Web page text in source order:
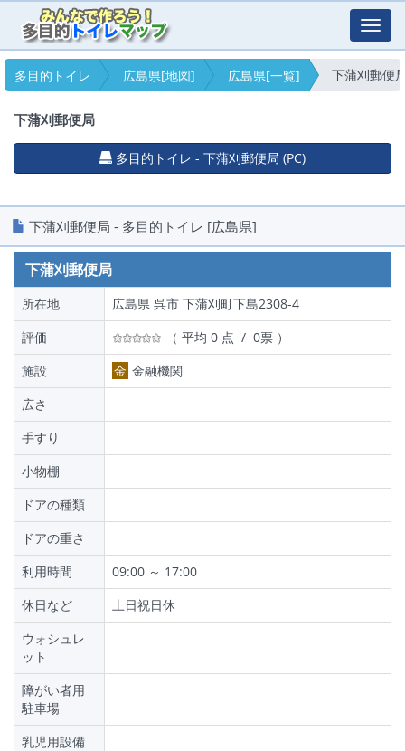
多目的トイレ
広島県[地図] 広島県[一覧] 下蒲刈郵便
下蒲刈郵便局
多目的トイレ - 下蒲刈郵便局 (PC)
下蒲刈郵便局 - 多目的トイレ [広島県]
下蒲刈郵便局
所在地
広島県 呉市 下蒲刈町下島2308-4
評価
（ 平均 0 点 / 0票 ）
施設
金 金融機関
広さ
手すり
小物棚
ドアの種類
ドアの重さ
利用時間
09:00 ～ 17:00
休日など
土日祝日休
ウォシュレ
ット
障がい者用
駐車場
乳児用設備